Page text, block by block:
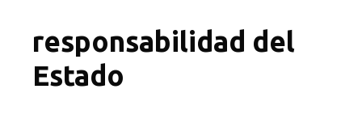
responsabilidad del
Estado